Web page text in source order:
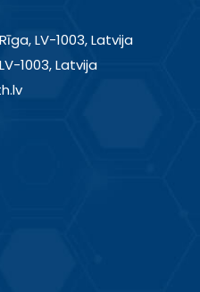
LV-1003, Latvija
1003, Latvija